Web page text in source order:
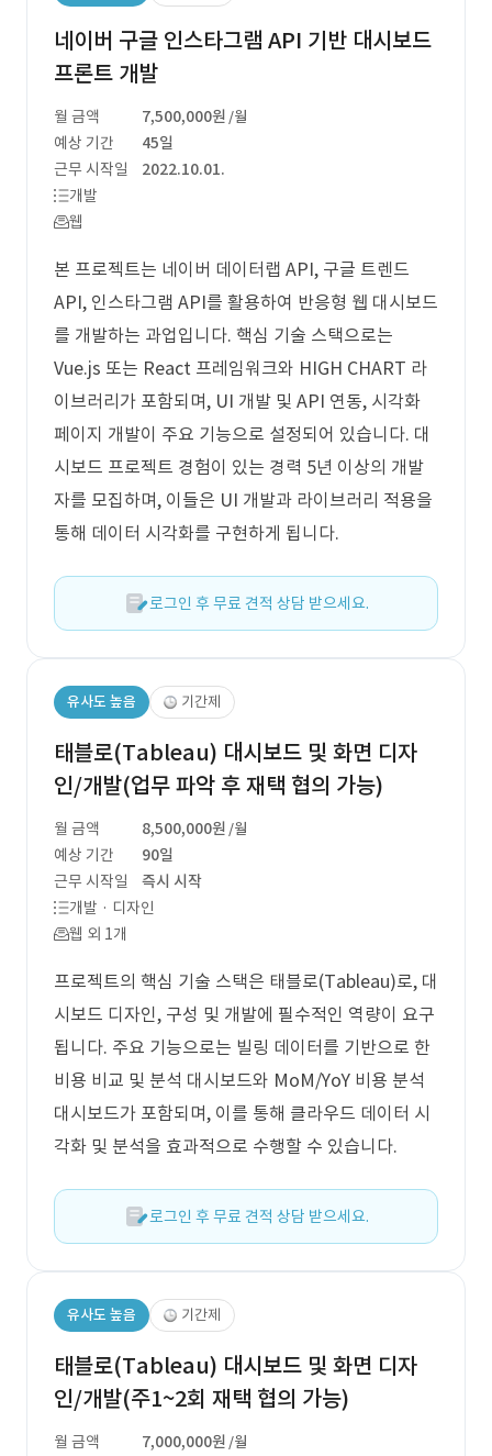
네이버 구글 인스타그램 API 기반 대시보드
프론트 개발
월 금액 7,500,000원 /월
예상 기간
45일
근무 시작일
2022.10.01.
개발
웹
본 프로젝트는 네이버 데이터랩 API, 구글 트렌드
API, 인스타그램 API를 활용하여 반응형 웹 대시보드
를 개발하는 과업입니다. 핵심 기술 스택으로는
Vue.js 또는 React 프레임워크와 HIGH CHART 라
이브러리가 포함되며, UI 개발 및 API 연동, 시각화
페이지 개발이 주요 기능으로 설정되어 있습니다. 대
시보드 프로젝트 경험이 있는 경력 5년 이상의 개발
자를 모집하며, 이들은 UI 개발과 라이브러리 적용을
통해 데이터 시각화를 구현하게 됩니다.
로그인 후 무료 견적 상담 받으세요.
유사도 높음 기간제
태블로(Tableau) 대시보드 및 화면 디자
인/개발(업무 파악 후 재택 협의 가능)
월 금액 8,500,000원 /월
예상 기간
90일
근무 시작일
즉시 시작
개발 · 디자인
웹 외 1개
프로젝트의 핵심 기술 스택은 태블로(Tableau)로, 대
시보드 디자인, 구성 및 개발에 필수적인 역량이 요구
됩니다. 주요 기능으로는 빌링 데이터를 기반으로 한
비용 비교 및 분석 대시보드와 MoM/YoY 비용 분석
대시보드가 포함되며, 이를 통해 클라우드 데이터 시
각화 및 분석을 효과적으로 수행할 수 있습니다.
로그인 후 무료 견적 상담 받으세요.
유사도 높음 기간제
태블로(Tableau) 대시보드 및 화면 디자
인/개발(주1~2회 재택 협의 가능)
월 금액 7,000,000원 /월